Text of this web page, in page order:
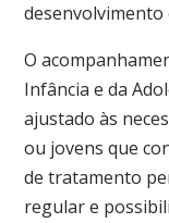
desenvolvimento
O
Infância e da
ajustado às
ou jovens que
de tratamento
regular e